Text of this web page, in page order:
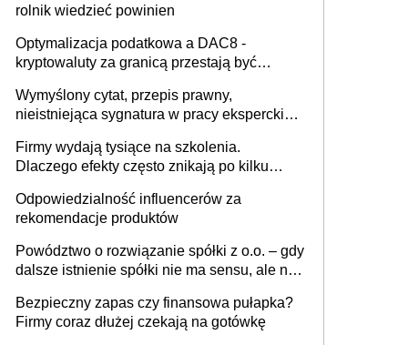
rolnik wiedzieć powinien
Optymalizacja podatkowa a DAC8 -
kryptowaluty za granicą przestają być
Wymyślony cytat, przepis prawny,
nieistniejąca sygnatura w pracy eksperckiej -
firmie
Firmy wydają tysiące na szkolenia.
Dlaczego efekty często znikają po kilku
Odpowiedzialność influencerów za
rekomendacje produktów
Powództwo o rozwiązanie spółki z o.o. – gdy
dalsze istnienie spółki nie ma sensu, ale nie
Bezpieczny zapas czy finansowa pułapka?
Firmy coraz dłużej czekają na gotówkę